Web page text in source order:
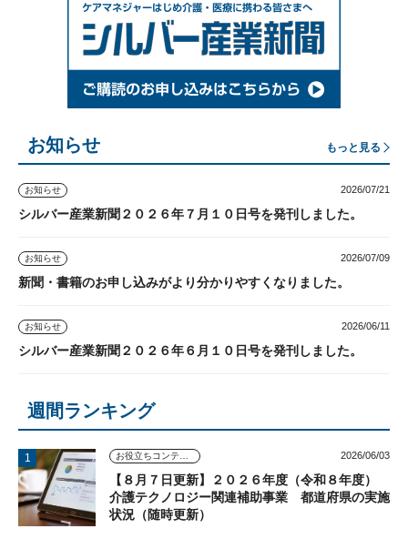
お知らせ もっと見る
お知らせ 2026/07/21
シルバー産業新聞２０２６年７月１０日号を発刊しました。
お知らせ 2026/07/09
新聞・書籍のお申し込みがより分かりやすくなりました。
お知らせ 2026/06/11
シルバー産業新聞２０２６年６月１０日号を発刊しました。
週間ランキング
お役立ちコンテンツ 2026/06/03
【８月７日更新】２０２６年度（令和８年度）
介護テクノロジー関連補助事業 都道府県の実施
状況（随時更新）